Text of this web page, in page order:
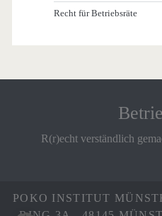
Recht für Betriebsräte
R(r)echt verständlich
POKO INSTITUT